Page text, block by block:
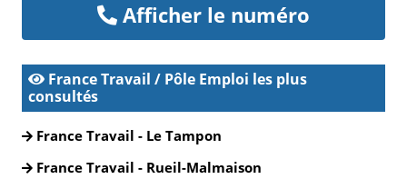
Afficher le numéro
France Travail / Pôle Emploi les plus
consultés
France Travail - Le Tampon
France Travail - Rueil-Malmaison